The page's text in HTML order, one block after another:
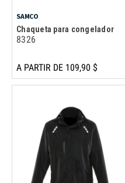
SAMCO
Chaqueta para congelador
8326
A PARTIR DE 109,90 $